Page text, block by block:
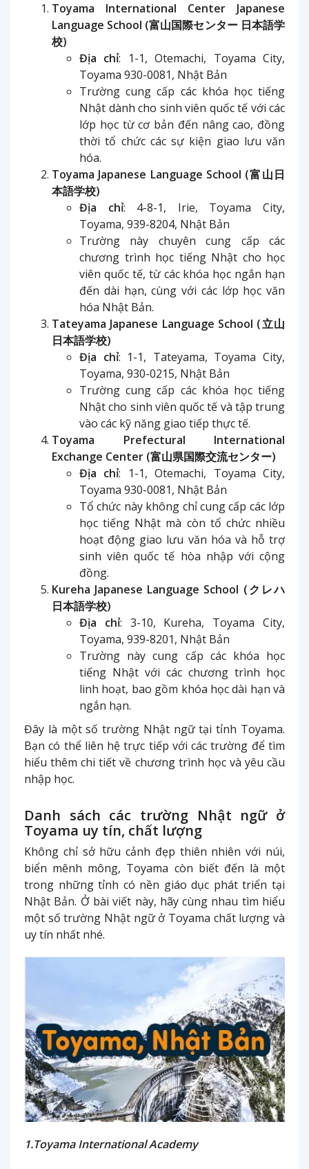
Toyama International Center Japanese
Language School (富山国際センター 日本語学
校)
Địa chỉ: 1-1, Otemachi, Toyama City,
Toyama 930-0081, Nhật Bản
Trường cung cấp các khóa học tiếng
Nhật dành cho sinh viên quốc tế với các
lớp học từ cơ bản đến nâng cao, đồng
thời tổ chức các sự kiện giao lưu văn
hóa.
Toyama Japanese Language School (富山日
本語学校)
Địa chỉ: 4-8-1, Irie, Toyama City,
Toyama, 939-8204, Nhật Bản
Trường này chuyên cung cấp các
chương trình học tiếng Nhật cho học
viên quốc tế, từ các khóa học ngắn hạn
đến dài hạn, cùng với các lớp học văn
hóa Nhật Bản.
Tateyama Japanese Language School (立山
日本語学校)
Địa chỉ: 1-1, Tateyama, Toyama City,
Toyama, 930-0215, Nhật Bản
Trường cung cấp các khóa học tiếng
Nhật cho sinh viên quốc tế và tập trung
vào các kỹ năng giao tiếp thực tế.
Toyama Prefectural International
Exchange Center (富山県国際交流センター)
Địa chỉ: 1-1, Otemachi, Toyama City,
Toyama 930-0081, Nhật Bản
Tổ chức này không chỉ cung cấp các lớp
học tiếng Nhật mà còn tổ chức nhiều
hoạt động giao lưu văn hóa và hỗ trợ
sinh viên quốc tế hòa nhập với cộng
đồng.
Kureha Japanese Language School (クレハ
日本語学校)
Địa chỉ: 3-10, Kureha, Toyama City,
Toyama, 939-8201, Nhật Bản
Trường này cung cấp các khóa học
tiếng Nhật với các chương trình học
linh hoạt, bao gồm khóa học dài hạn và
ngắn hạn.
Đây là một số trường Nhật ngữ tại tỉnh Toyama.
Bạn có thể liên hệ trực tiếp với các trường để tìm
hiểu thêm chi tiết về chương trình học và yêu cầu
nhập học.
Danh sách các trường Nhật ngữ ở
Toyama uy tín, chất lượng
Không chỉ sở hữu cảnh đẹp thiên nhiên với núi,
biển mênh mông, Toyama còn biết đến là một
trong những tỉnh có nền giáo dục phát triển tại
Nhật Bản. Ở bài viết này, hãy cùng nhau tìm hiểu
một số trường Nhật ngữ ở Toyama chất lượng và
uy tín nhất nhé.
1.Toyama International Academy